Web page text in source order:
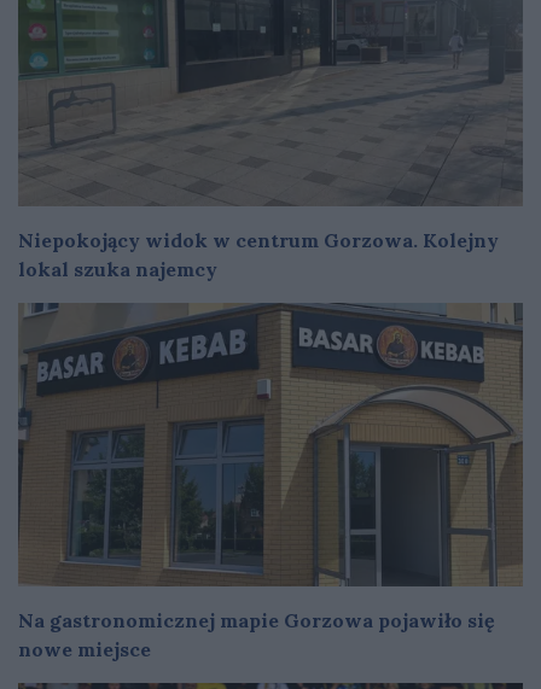
Niepokojący widok w centrum Gorzowa. Kolejny
lokal szuka najemcy
Na gastronomicznej mapie Gorzowa pojawiło się
nowe miejsce